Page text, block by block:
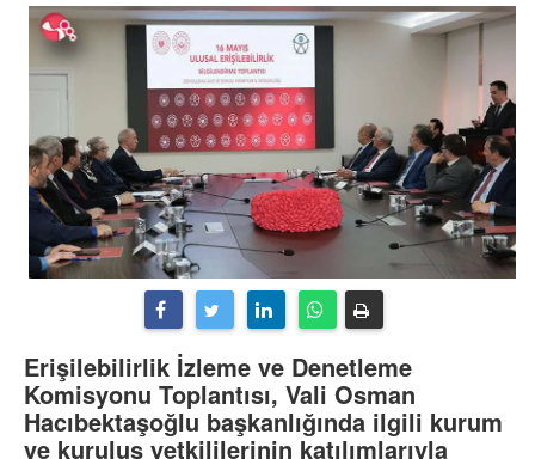
Erişilebilirlik İzleme ve Denetleme
Komisyonu Toplantısı, Vali Osman
Hacıbektaşoğlu başkanlığında ilgili kurum
ve kuruluş yetkililerinin katılımlarıyla